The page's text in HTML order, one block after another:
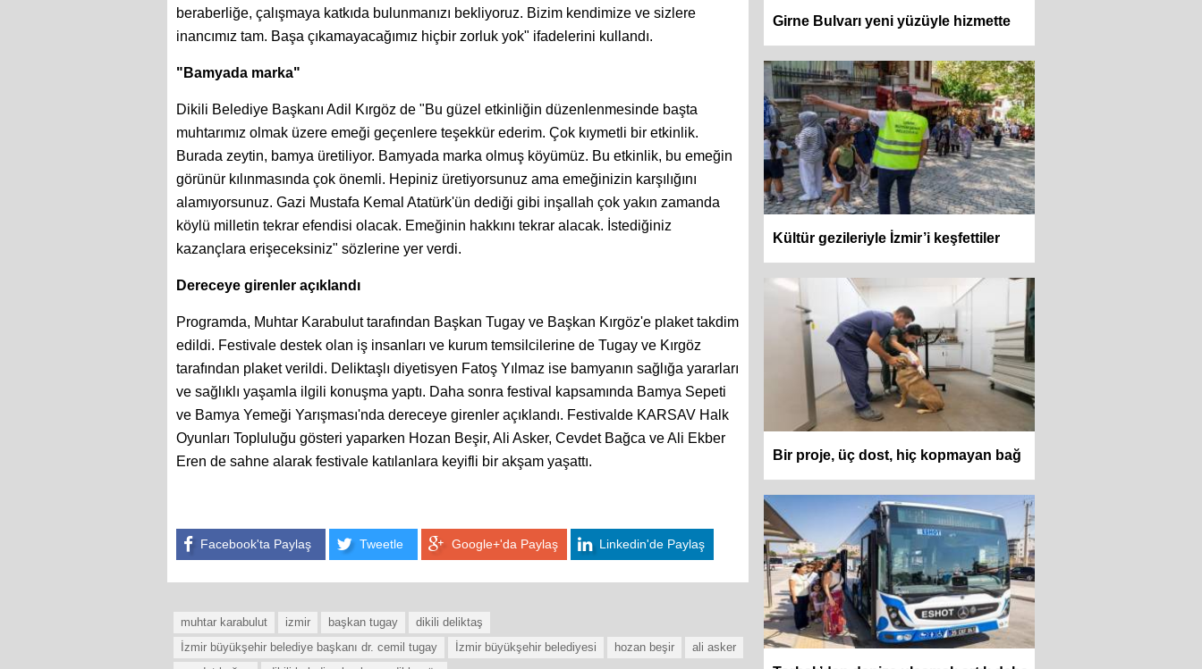
beraberliğe, çalışmaya katkıda bulunmanızı bekliyoruz. Bizim kendimize ve sizlere
inancımız tam. Başa çıkamayacağımız hiçbir zorluk yok" ifadelerini kullandı.
"Bamyada marka"
Dikili Belediye Başkanı Adil Kırgöz de "Bu güzel etkinliğin düzenlenmesinde başta
muhtarımız olmak üzere emeği geçenlere teşekkür ederim. Çok kıymetli bir etkinlik.
Burada zeytin, bamya üretiliyor. Bamyada marka olmuş köyümüz. Bu etkinlik, bu emeğin
görünür kılınmasında çok önemli. Hepiniz üretiyorsunuz ama emeğinizin karşılığını
alamıyorsunuz. Gazi Mustafa Kemal Atatürk'ün dediği gibi inşallah çok yakın zamanda
köylü milletin tekrar efendisi olacak. Emeğinin hakkını tekrar alacak. İstediğiniz
kazançlara erişeceksiniz" sözlerine yer verdi.
Dereceye girenler açıklandı
Programda, Muhtar Karabulut tarafından Başkan Tugay ve Başkan Kırgöz'e plaket takdim
edildi. Festivale destek olan iş insanları ve kurum temsilcilerine de Tugay ve Kırgöz
tarafından plaket verildi. Deliktaşlı diyetisyen Fatoş Yılmaz ise bamyanın sağlığa yararları
ve sağlıklı yaşamla ilgili konuşma yaptı. Daha sonra festival kapsamında Bamya Sepeti
ve Bamya Yemeği Yarışması'nda dereceye girenler açıklandı. Festivalde KARSAV Halk
Oyunları Topluluğu gösteri yaparken Hozan Beşir, Ali Asker, Cevdet Bağca ve Ali Ekber
Eren de sahne alarak festivale katılanlara keyifli bir akşam yaşattı.
Facebook'ta Paylaş Tweetle Google+'da Paylaş Linkedin'de Paylaş
muhtar karabulut izmir başkan tugay
dikili deliktaş
İzmir büyükşehir belediye başkanı dr. cemil tugay
İzmir büyükşehir belediyesi hozan beşir
ali asker
Girne Bulvarı yeni yüzüyle hizmette
Kültür gezileriyle İzmir’i keşfettiler
Bir proje, üç dost, hiç kopmayan bağ